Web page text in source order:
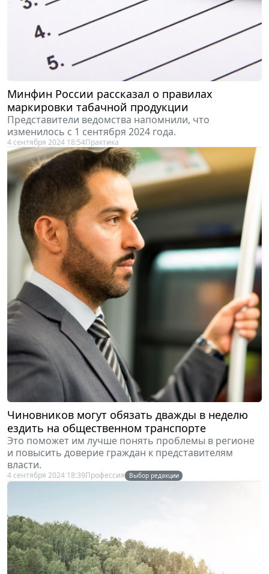
Минфин России рассказал о правилах
маркировки табачной продукции
Представители ведомства напомнили, что
изменилось с 1 сентября 2024 года.
4 сентября 2024 18:54Практика
Чиновников могут обязать дважды в неделю
ездить на общественном транспорте
Это поможет им лучше понять проблемы в регионе
и повысить доверие граждан к представителям
власти.
4 сентября 2024 18:39Профессия Выбор редакции